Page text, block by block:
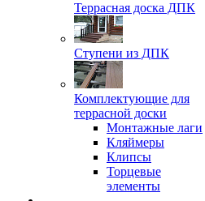
Террасная доска ДПК
Ступени из ДПК
Комплектующие для
террасной доски
Монтажные лаги
Кляймеры
Клипсы
Торцевые
элементы